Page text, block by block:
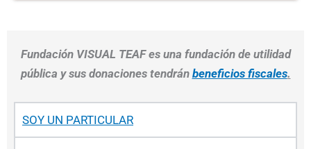
Fundación VISUAL TEAF es una fundación de utilidad
pública y sus donaciones tendrán beneficios fiscales.
SOY UN PARTICULAR